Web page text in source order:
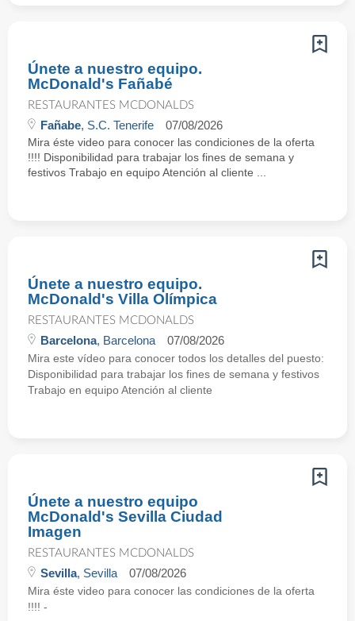
Únete a nuestro equipo.
McDonald's Fañabé
RESTAURANTES MCDONALDS
Fañabe, S.C. Tenerife 07/08/2026
Mira éste video para conocer las condiciones de la oferta
!!!! Disponibilidad para trabajar los fines de semana y
festivos Trabajo en equipo Atención al cliente ...
Únete a nuestro equipo.
McDonald's Villa Olímpica
RESTAURANTES MCDONALDS
Barcelona, Barcelona 07/08/2026
Mira este vídeo para conocer todos los detalles del puesto:
Disponibilidad para trabajar los fines de semana y festivos
Trabajo en equipo Atención al cliente
Únete a nuestro equipo
McDonald's Sevilla Ciudad
Imagen
RESTAURANTES MCDONALDS
Sevilla, Sevilla 07/08/2026
Mira éste video para conocer las condiciones de la oferta
!!!! -